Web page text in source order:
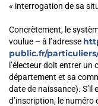
« interrogation de sa
Concrètement, le
voulue – à l’adresse
public.fr/
l’électeur doit entrer
département et sa
date de naissance). S’il
d’inscription, le numéro